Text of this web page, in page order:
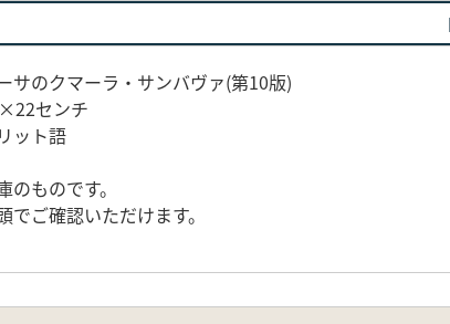
サのクマーラ・サンバヴァ(第10版)
センチ
ット語
のものです。
でご確認いただけます。